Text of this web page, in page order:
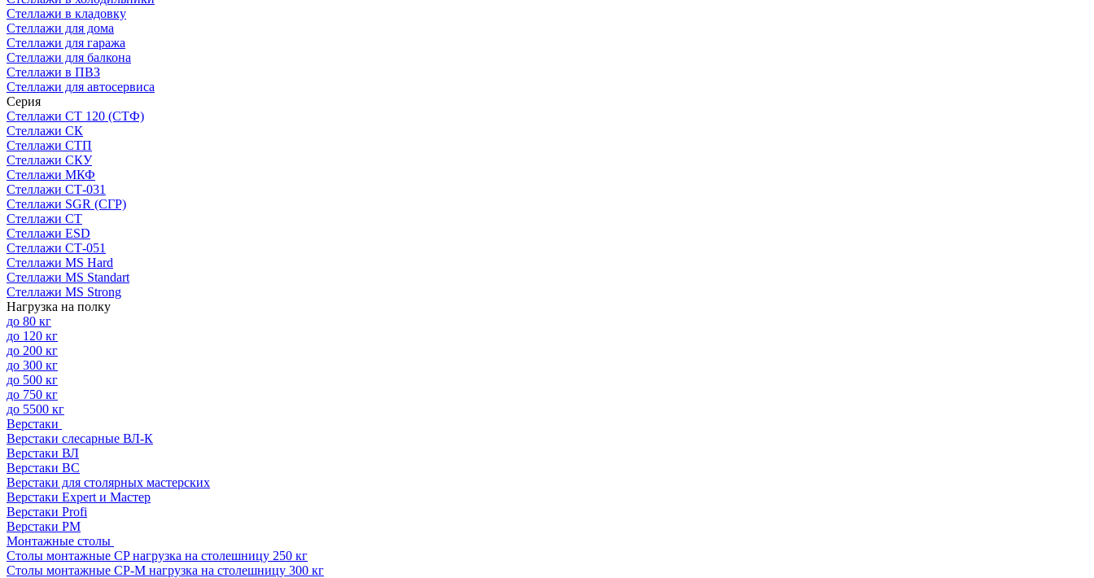
Стеллажи в кладовку
Стеллажи для дома
Стеллажи для гаража
Стеллажи для балкона
Стеллажи в ПВЗ
Стеллажи для автосервиса
Серия
Стеллажи СТ 120 (СТФ)
Стеллажи СК
Стеллажи СТП
Стеллажи СКУ
Стеллажи МКФ
Стеллажи СТ-031
Стеллажи SGR (СГР)
Стеллажи СТ
Стеллажи ESD
Стеллажи СТ-051
Стеллажи MS Hard
Стеллажи MS Standart
Стеллажи MS Strong
Нагрузка на полку
до 80 кг
до 120 кг
до 200 кг
до 300 кг
до 500 кг
до 750 кг
до 5500 кг
Верстаки
Верстаки слесарные ВЛ-К
Верстаки ВЛ
Верстаки ВС
Верстаки для столярных мастерских
Верстаки Expert и Мастер
Верстаки Profi
Верстаки РМ
Монтажные столы
Столы монтажные СP нагрузка на столешницу 250 кг
Столы монтажные СР-М нагрузка на столешницу 300 кг